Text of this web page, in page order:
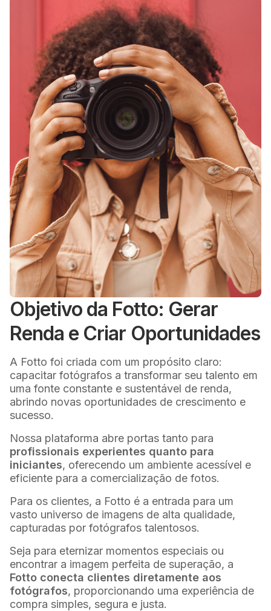
Objetivo da Fotto: Gerar
Renda e Criar Oportunidades
A Fotto foi criada com um propósito claro:
capacitar fotógrafos a transformar seu talento em
uma fonte constante e sustentável de renda,
abrindo novas oportunidades de crescimento e
sucesso.
Nossa plataforma abre portas tanto para
profissionais experientes quanto para
iniciantes, oferecendo um ambiente acessível e
eficiente para a comercialização de fotos.
Para os clientes, a Fotto é a entrada para um
vasto universo de imagens de alta qualidade,
capturadas por fotógrafos talentosos.
Seja para eternizar momentos especiais ou
encontrar a imagem perfeita de superação, a
Fotto conecta clientes diretamente aos
fotógrafos, proporcionando uma experiência de
compra simples, segura e justa.